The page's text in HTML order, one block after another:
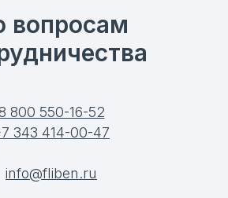
вопросам
800 550-16-52
343 414-00-47
info@fliben.ru